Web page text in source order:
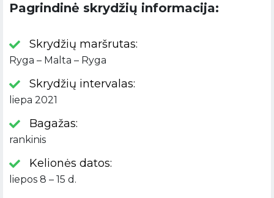
Pagrindinė skrydžių informacija:
Skrydžių maršrutas:
Ryga – Malta – Ryga
Skrydžių intervalas:
liepa 2021
Bagažas:
rankinis
Kelionės datos:
liepos 8 – 15 d.